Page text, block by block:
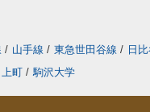
/ 山手線 / 東急世田谷線 / 日
上町 / 駒沢大学